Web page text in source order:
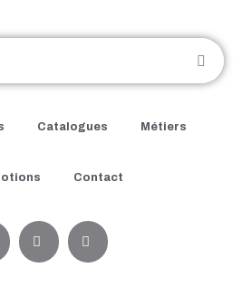
Catalogues Métiers
Contact